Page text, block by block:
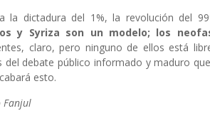
la dictadura del 1%, la revolución del
y Syriza son un modelo; los
claro, pero ninguno de ellos está
del debate público informado y maduro
esto.
Fanjul